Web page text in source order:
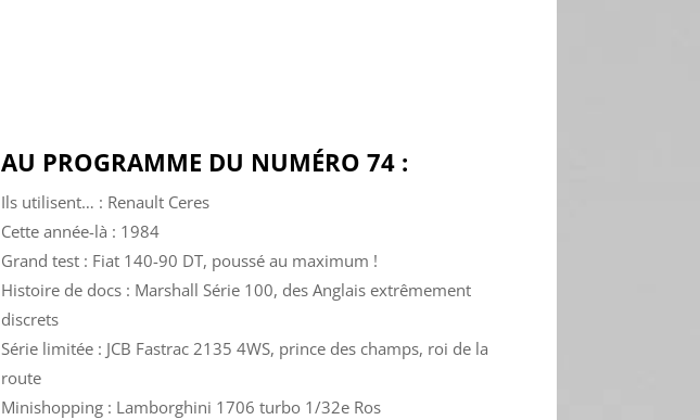
AU PROGRAMME DU NUMÉRO 74 :
Ils utilisent… : Renault Ceres
Cette année-là : 1984
Grand test : Fiat 140-90 DT, poussé au maximum !
Histoire de docs : Marshall Série 100, des Anglais extrêmement
discrets
Série limitée : JCB Fastrac 2135 4WS, prince des champs, roi de la
route
Minishopping : Lamborghini 1706 turbo 1/32e Ros